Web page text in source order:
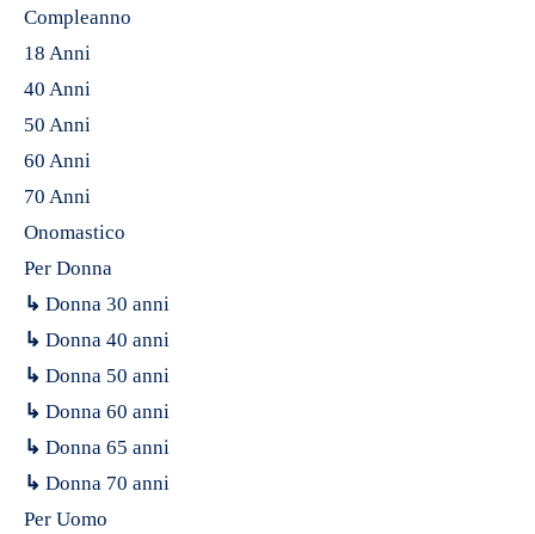
Compleanno
18 Anni
40 Anni
50 Anni
60 Anni
70 Anni
Onomastico
Per Donna
↳ Donna 30 anni
↳ Donna 40 anni
↳ Donna 50 anni
↳ Donna 60 anni
↳ Donna 65 anni
↳ Donna 70 anni
Per Uomo